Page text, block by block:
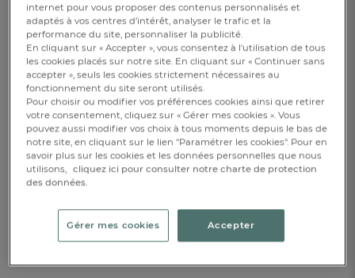
1 AJOUTER AU PANIER
RÉSERVER EN BOUTIQUE
DESCRIPTION
DÉTAILS
Complétez avec...
internet pour vous proposer des contenus personnalisés et
adaptés à vos centres d’intérêt, analyser le trafic et la
performance du site, personnaliser la publicité.
En cliquant sur « Accepter », vous consentez à l'utilisation de tous
les cookies placés sur notre site. En cliquant sur « Continuer sans
accepter », seuls les cookies strictement nécessaires au
fonctionnement du site seront utilisés.
Pour choisir ou modifier vos préférences cookies ainsi que retirer
votre consentement, cliquez sur « Gérer mes cookies ». Vous
pouvez aussi modifier vos choix à tous moments depuis le bas de
notre site, en cliquant sur le lien "Paramétrer les cookies". Pour en
savoir plus sur les cookies et les données personnelles que nous
utilisons, cliquez ici pour consulter notre charte de protection
des données.
Gérer mes cookies Accepter